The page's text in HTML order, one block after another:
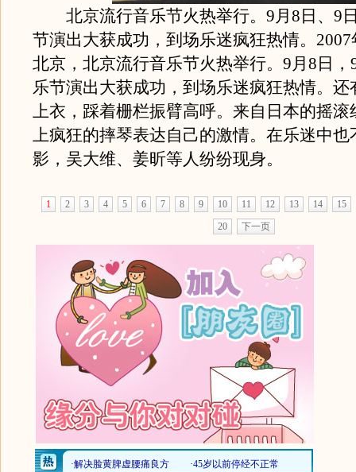
北京流行音乐节火热举行。9月8日、9
节演出大获成功，到场乐迷疯狂热情。2007
北京，北京流行音乐节火热举行。9月8日，
乐节演出大获成功，到场乐迷疯狂热情。还
上衣，踩着栅栏振臂高呼。来自日本的摇滚
上疯狂的摔琴表达自己的激情。在乐迷中也
影，吴大维、姜昕等人纷纷现身。
1 2 3 4 5 6 7 8 9 10 11 12 13 14
15
20
下一页